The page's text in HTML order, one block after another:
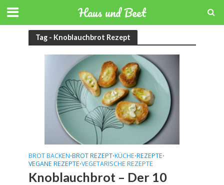
Haus und Beet
Tag - Knoblauchbrot Rezept
BROT BACKEN•BROT REZEPT•KÜCHE•REZEPTE•
VEGANE REZEPTE•VEGETARISCHE REZEPTE
Knoblauchbrot – Der 10